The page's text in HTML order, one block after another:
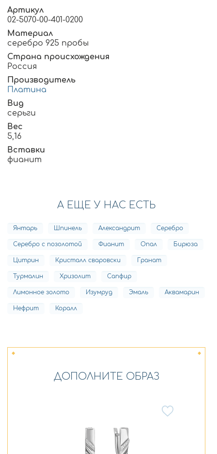
Артикул
02-5070-00-401-0200
Материал
серебро 925 пробы
Страна происхождения
Россия
Производитель
Платина
Вид
серьги
Вес
5,16
Вставки
фианит
А ЕЩЕ У НАС ЕСТЬ
Янтарь Шпинель Александрит Серебро
Серебро с позолотой Фианит Опал Бирюза
Цитрин Кристалл сваровски Гранат
Турмалин Хризолит Сапфир
Лимонное золото Изумруд Эмаль Аквамарин
Нефрит Коралл
ДОПОЛНИТЕ ОБРАЗ